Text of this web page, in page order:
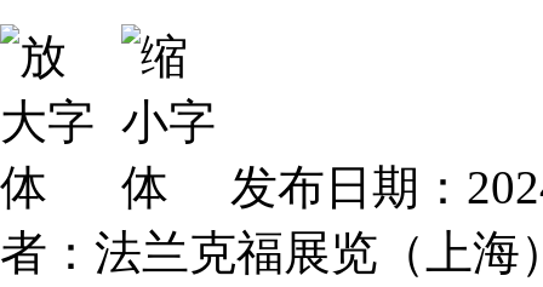
发布日期：
者：法兰克福展览（上